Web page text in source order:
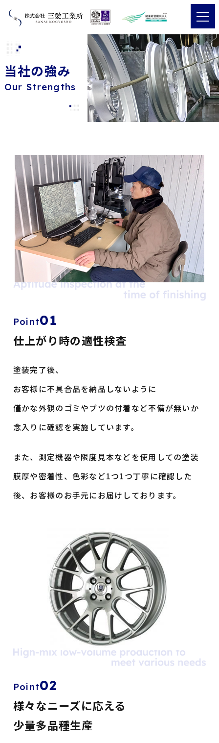
当社の強み
Our Strengths
Point01
仕上がり時の適性検査
塗装完了後、
お客様に不具合品を納品しないように
僅かな外観のゴミやブツの付着など不備が無いか
念入りに確認を実施しています。
また、測定機器や限度見本などを使用しての塗装
膜厚や密着性、 色彩など1つ1つ丁寧に確認した
後、お客様のお手元にお届けしております。
Point02
様々なニーズに応える
少量多品種生産